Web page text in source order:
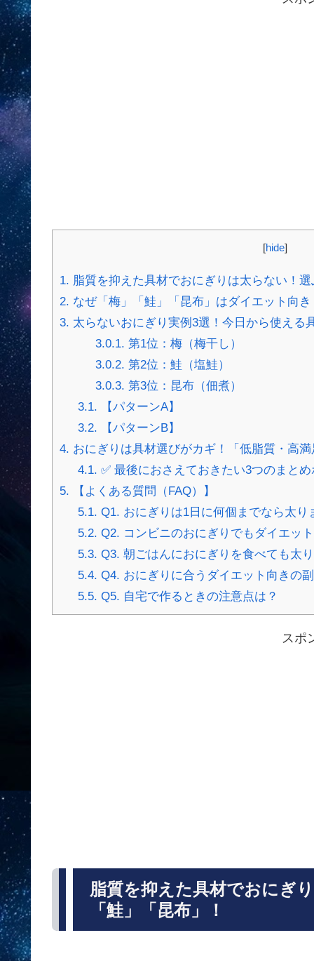
[hide]
1. 脂質を抑えた具材でおにぎりは太らない！
2. なぜ「梅」「鮭」「昆布」はダイエット向
3. 太らないおにぎり実例3選！今日から使える
3.0.1. 第1位：梅（梅干し）
3.0.2. 第2位：鮭（塩鮭）
3.0.3. 第3位：昆布（佃煮）
3.1. 【パターンA】
3.2. 【パターンB】
4. おにぎりは具材選びがカギ！「低脂質・高
4.1. ✅ 最後におさえておきたい3つのまと
5. 【よくある質問（FAQ）】
5.1. Q1. おにぎりは1日に何個までなら太り
5.2. Q2. コンビニのおにぎりでもダイエッ
5.3. Q3. 朝ごはんにおにぎりを食べても太
5.4. Q4. おにぎりに合うダイエット向きの
5.5. Q5. 自宅で作るときの注意点は？
スポ
脂質を抑えた具材でおにぎ
「鮭」「昆布」！